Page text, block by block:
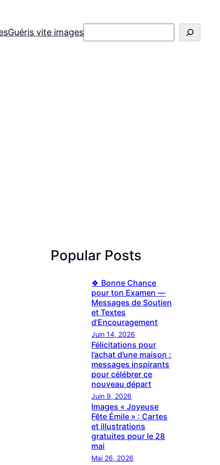
Guéris vite imagesRechercher
Popular Posts
🍀 Bonne Chance
pour ton Examen —
Messages de Soutien
et Textes
d’Encouragement
Juin 14, 2026
Félicitations pour
l’achat d’une maison :
messages inspirants
pour célébrer ce
nouveau départ
Juin 9, 2026
Images « Joyeuse
Fête Émile » : Cartes
et illustrations
gratuites pour le 28
mai
Mai 26, 2026